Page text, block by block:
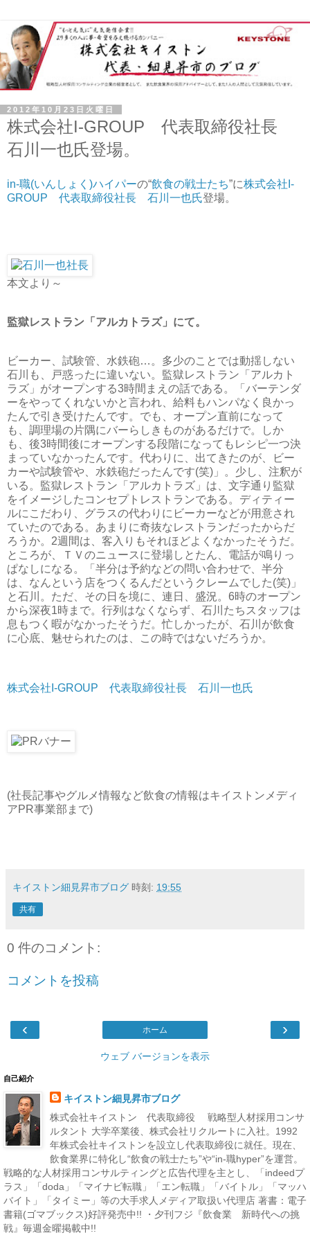
2012年10月23日火曜日
株式会社I-GROUP 代表取締役社長
石川一也氏登場。
in-職(いんしょく)ハイパーの“飲食の戦士たち”に株式会社I-
GROUP 代表取締役社長 石川一也氏登場。
本文より～
監獄レストラン「アルカトラズ」にて。
ビーカー、試験管、水鉄砲…。多少のことでは動揺しない
石川も、戸惑ったに違いない。監獄レストラン「アルカト
ラズ」がオープンする3時間まえの話である。「バーテンダ
ーをやってくれないかと言われ、給料もハンパなく良かっ
たんで引き受けたんです。でも、オープン直前になって
も、調理場の片隅にバーらしきものがあるだけで。しか
も、後3時間後にオープンする段階になってもレシピ一つ決
まっていなかったんです。代わりに、出てきたのが、ビー
カーや試験管や、水鉄砲だったんです(笑)」。少し、注釈が
いる。監獄レストラン「アルカトラズ」は、文字通り監獄
をイメージしたコンセプトレストランである。ディティー
ルにこだわり、グラスの代わりにビーカーなどが用意され
ていたのである。あまりに奇抜なレストランだったからだ
ろうか。2週間は、客入りもそれほどよくなかったそうだ。
ところが、ＴＶのニュースに登場しとたん、電話が鳴りっ
ぱなしになる。「半分は予約などの問い合わせで、半分
は、なんという店をつくるんだというクレームでした(笑)」
と石川。ただ、その日を境に、連日、盛況。6時のオープン
から深夜1時まで。行列はなくならず、石川たちスタッフは
息もつく暇がなかったそうだ。忙しかったが、石川が飲食
に心底、魅せられたのは、この時ではないだろうか。
株式会社I-GROUP 代表取締役社長 石川一也氏
(社長記事やグルメ情報など飲食の情報はキイストンメディ
アPR事業部まで)
キイストン細見昇市ブログ 時刻: 19:55
共有
0 件のコメント:
コメントを投稿
‹ ›
ホーム
ウェブ バージョンを表示
自己紹介
キイストン細見昇市ブログ
株式会社キイストン 代表取締役 戦略型人材採用コンサ
ルタント 大学卒業後、株式会社リクルートに入社。1992
年株式会社キイストンを設立し代表取締役に就任。現在、
飲食業界に特化し“飲食の戦士たち”や“in-職hyper”を運営。
戦略的な人材採用コンサルティングと広告代理を主とし、「indeedプ
ラス」「doda」「マイナビ転職」「エン転職」「バイトル」「マッハ
バイト」「タイミー」等の大手求人メディア取扱い代理店 著書：電子
書籍(ゴマブックス)好評発売中!! ・夕刊フジ『飲食業 新時代への挑
戦』毎週金曜掲載中!!